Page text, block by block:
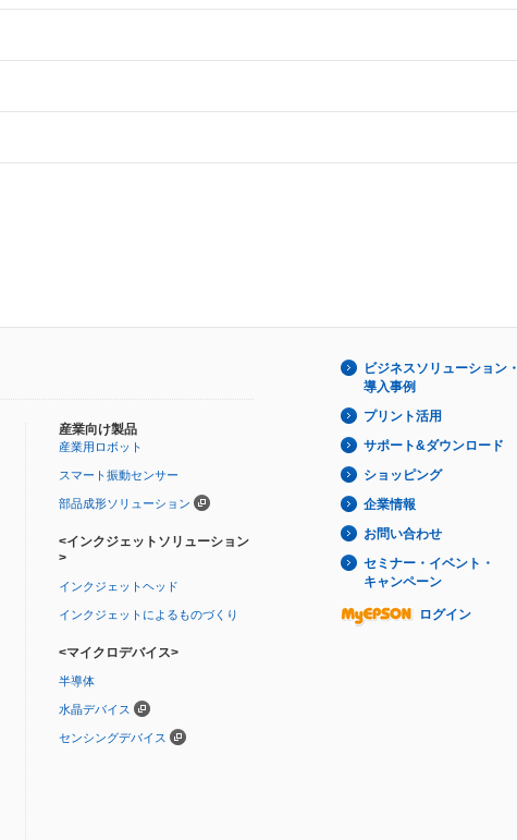
産業向け製品
産業用ロボット
スマート振動センサー
部品成形ソリューション
<インクジェットソリューション
>
インクジェットヘッド
インクジェットによるものづくり
<マイクロデバイス>
半導体
水晶デバイス
センシングデバイス
ビジネスソリューション・
導入事例
プリント活用
サポート&ダウンロード
ショッピング
企業情報
お問い合わせ
セミナー・イベント・
キャンペーン
ログイン